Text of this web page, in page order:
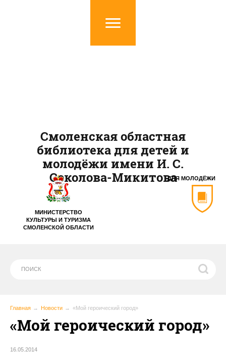
МИНИСТЕРСТВО
КУЛЬТУРЫ И ТУРИЗМА
СМОЛЕНСКОЙ ОБЛАСТИ
ДЛЯ МОЛОДЁЖИ
Смоленская областная
библиотека для детей и
молодёжи имени И. С.
Соколова-Микитова
Главная Новости «Мой героический город»
«Мой героический город»
16.05.2014